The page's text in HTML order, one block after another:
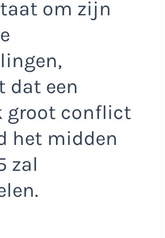
om zijn
dat een
groot conflict
het midden
zal